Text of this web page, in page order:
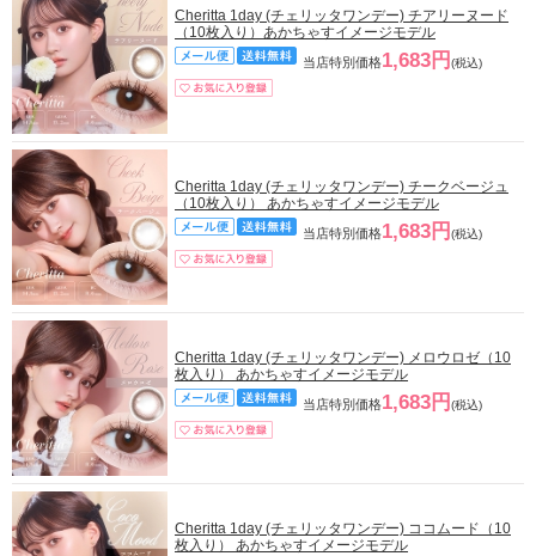
Cheritta 1day (チェリッタワンデー) チアリーヌード
（10枚入り）あかちゃすイメージモデル
当店特別価格1,683円 (税込)
Cheritta 1day (チェリッタワンデー) チークベージュ
（10枚入り） あかちゃすイメージモデル
当店特別価格1,683円 (税込)
Cheritta 1day (チェリッタワンデー) メロウロゼ（10
枚入り） あかちゃすイメージモデル
当店特別価格1,683円 (税込)
Cheritta 1day (チェリッタワンデー) ココムード（10
枚入り） あかちゃすイメージモデル